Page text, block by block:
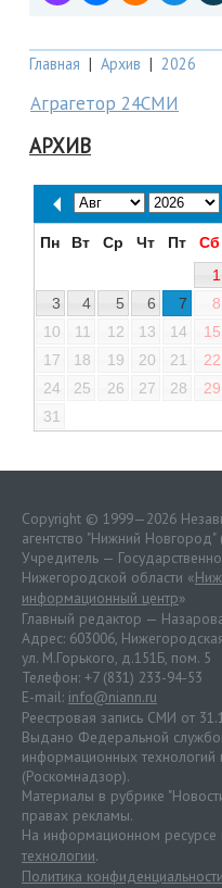
Главная | Архив | 2026
Аграгетор 24СМИ
АРХИВ
Пн Вт Ср Чт Пт Сб
1
3
4 5 6 7 8
10
11 12 13 14 15
17
18 19 20 21 22
24
25 26 27 28 29
31
Copyright © 1999—2026
агентство "Нижний
Учредитель —
Нижегородской области «
информационный центр»
Главный редактор —
Адрес: 603006,
ул. М.Горького, д.151Б, пом. 5
Телефон: +7 (831) 233-94-53
E-mail: info@niann.ru
Реестровая запись СМИ от
Выдано Федеральной
информационных
(Роскомнадзор).
Материалы в рубрике
правах рекламы.
На информационном ресурсе
технологии.
Политика конфиденциальности